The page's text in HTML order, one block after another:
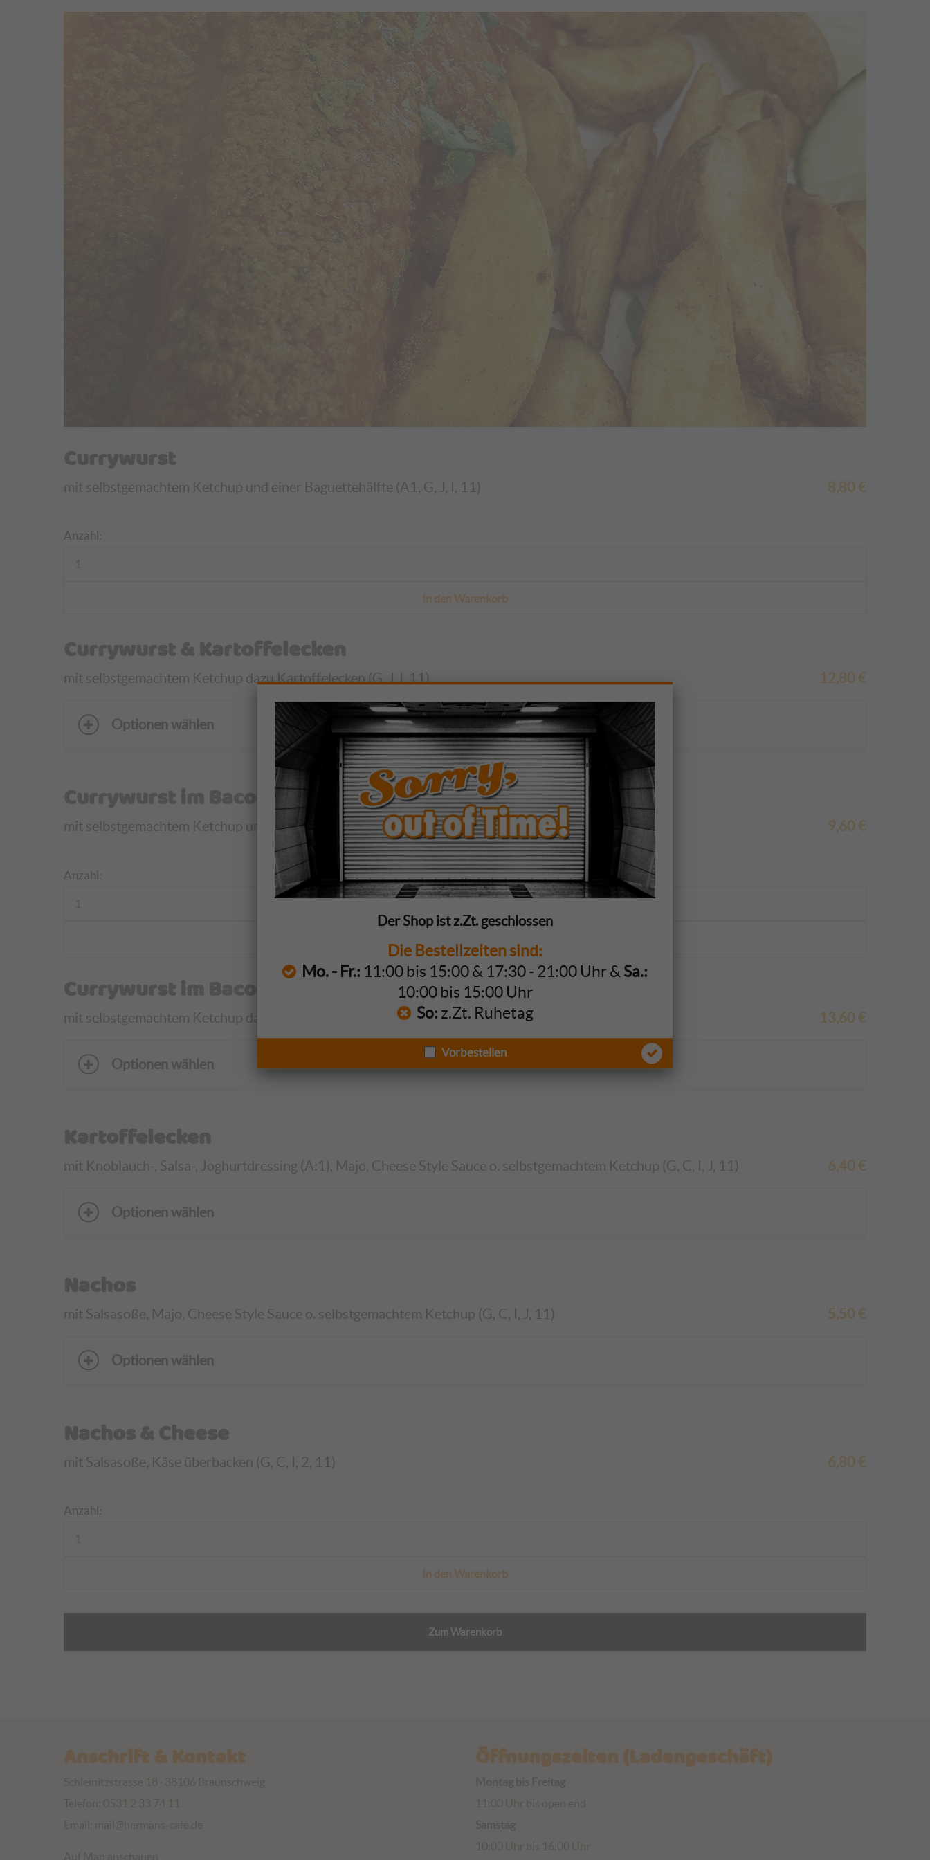
Currywurst
mit selbstgemachtem Ketchup und einer Baguettehälfte (A1, G, J, I, 11) 8,80 €
Anzahl:
Currywurst & Kartoffelecken
mit selbstgemachtem Ketchup dazu Kartoffelecken (G, J, I, 11) 12,80 €
Optionen wählen
Currywurst im Baconmantel
mit selbstgemachtem Ketchup und einer Baguettehälfte (A1, G, J, I, 11) 9,60 €
Anzahl:
Currywurst im Baconmantel & Kartoffelecken
mit selbstgemachtem Ketchup dazu Kartoffelecken (G, J, I, 11) 13,60 €
Optionen wählen
Kartoffelecken
mit Knoblauch-, Salsa-, Joghurtdressing (A:1), Majo, Cheese Style Sauce o. selbstgemachtem Ketchup (G, C, I, J, 11) 6,40 €
Optionen wählen
Nachos
mit Salsasoße, Majo, Cheese Style Sauce o. selbstgemachtem Ketchup (G, C, I, J, 11) 5,50 €
Optionen wählen
Nachos & Cheese
mit Salsasoße, Käse überbacken (G, C, I, 2, 11) 6,80 €
Anzahl:
Zum Warenkorb
Anschrift & Kontakt Öffnungszeiten (Ladengeschäft)
Vorbestellen
Der Shop ist z.Zt. geschlossen
Die Bestellzeiten sind:
Mo. - Fr.: 11:00 bis 15:00 & 17:30 - 21:00 Uhr &Sa.:
10:00 bis 15:00 Uhr
So: z.Zt. Ruhetag